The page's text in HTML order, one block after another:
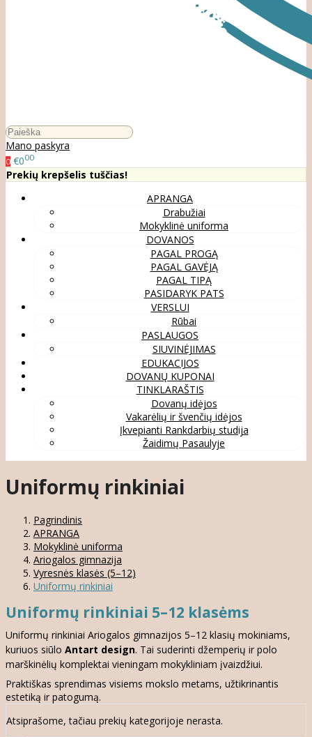
Mano paskyra
0 €000
Prekių krepšelis tuščias!
APRANGA
Drabužiai
Mokyklinė uniforma
DOVANOS
PAGAL PROGĄ
PAGAL GAVĖJĄ
PAGAL TIPĄ
PASIDARYK PATS
VERSLUI
Rūbai
PASLAUGOS
SIUVINĖJIMAS
EDUKACIJOS
DOVANŲ KUPONAI
TINKLARAŠTIS
Dovanų idėjos
Vakarėlių ir švenčių idėjos
Įkvepianti Rankdarbių studija
Žaidimų Pasaulyje
Uniformų rinkiniai
Pagrindinis
APRANGA
Mokyklinė uniforma
Ariogalos gimnazija
Vyresnės klasės (5–12)
Uniformų rinkiniai
Uniformų rinkiniai 5–12 klasėms
Uniformų rinkiniai Ariogalos gimnazijos 5–12 klasių mokiniams,
kuriuos siūlo Antart design. Tai suderinti džemperių ir polo
marškinėlių komplektai vieningam mokykliniam įvaizdžiui.
Praktiškas sprendimas visiems mokslo metams, užtikrinantis
estetiką ir patogumą.
Atsiprašome, tačiau prekių kategorijoje nerasta.